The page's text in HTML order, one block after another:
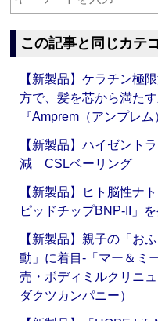
この記事と同じカテ
【新製品】ケラチン極
方で、髪を芯から満た
『Amprem（アンプレ
【新製品】ハイゼント
減 CSLベーリング
【新製品】ヒト脳性ナ
ピッドチップBNP-II」
【新製品】親子の「お
動」に着目‐「マー＆ミ
売・ボディミルクリニ
ダクツカンパニー）